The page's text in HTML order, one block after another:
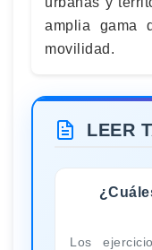
amplia gama
movilidad.
LEER
Los